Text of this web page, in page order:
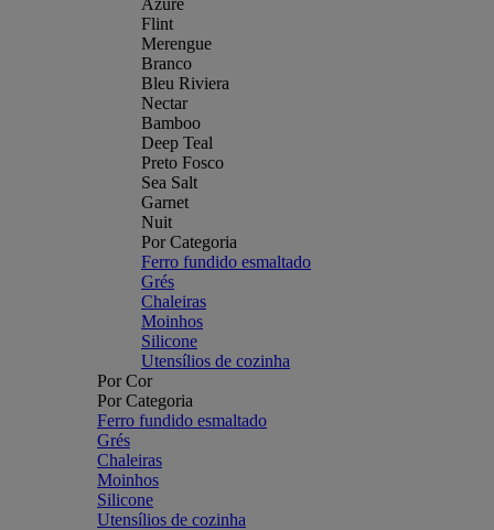
Azure
Flint
Merengue
Branco
Bleu Riviera
Nectar
Bamboo
Deep Teal
Preto Fosco
Sea Salt
Garnet
Nuit
Por Categoria
Ferro fundido esmaltado
Grés
Chaleiras
Moinhos
Silicone
Utensílios de cozinha
Por Cor
Por Categoria
Ferro fundido esmaltado
Grés
Chaleiras
Moinhos
Silicone
Utensílios de cozinha